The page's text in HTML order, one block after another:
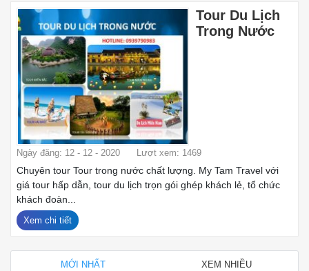
Tour Du Lịch
Trong Nước
Ngày đăng: 12 - 12 - 2020 Lượt xem: 1469
Chuyên tour Tour trong nước chất lượng. My Tam Travel với
giá tour hấp dẫn, tour du lịch trọn gói ghép khách lẻ, tổ chức
khách đoàn...
Xem chi tiết
MỚI NHẤT XEM NHIỀU